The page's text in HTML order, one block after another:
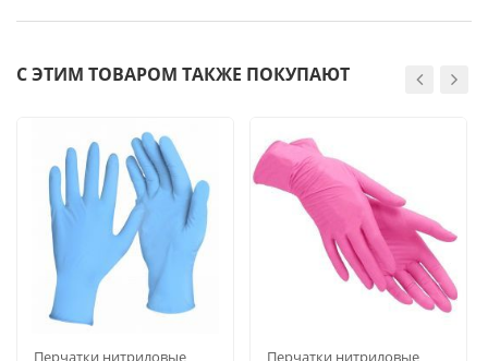
С ЭТИМ ТОВАРОМ ТАКЖЕ ПОКУПАЮТ
Перчатки нитриловые
Перчатки нитриловые